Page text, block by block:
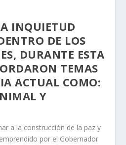
INQUIETUD
DE LOS
DURANTE ESTA
TEMAS
ACTUAL COMO:
Y
a la construcción de la paz y
por el Gobernador